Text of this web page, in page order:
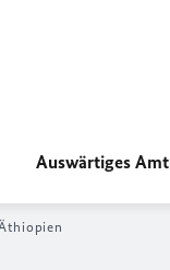
Auswärtiges Amt